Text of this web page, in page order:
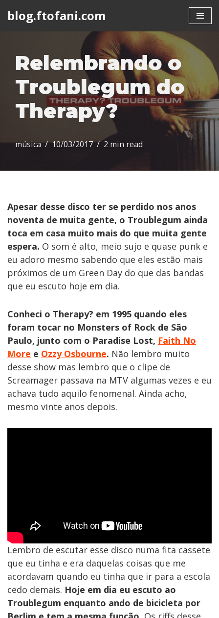
content
blog.ftofani.com
Relembrando o
Troublegum do
Therapy?
música 10/03/2017 2 min read
Apesar desse disco ter se perdido nos anos
noventa de muita gente, o Troublegum ainda
toca em casa muito mais do que muita gente
espera. O som é alto, meio sujo e quase punk e
eu adoro mesmo sabendo que eles estão mais
próximos de um Green Day do que das bandas
que eu escuto hoje em dia.
Conheci o Therapy? em 1995 quando eles
foram tocar no Monsters of Rock de São
Paulo, junto com o Paradise Lost, Faith No
More e Ozzy Osbourne. Não lembro muito
desse show mas lembro que o clipe de
Screamager passava na MTV algumas vezes e eu
achava tudo aquilo fenomenal. Ainda acho,
mesmo vinte anos depois.
Lembro de escutar esse disco numa fita cassete
que eu tinha e era daquelas coisas que me
acordavam quando eu tinha que ir para a escola
cedo demais. Hoje em dia eu escuto ao
Troublegum enquanto ando de bicicleta por